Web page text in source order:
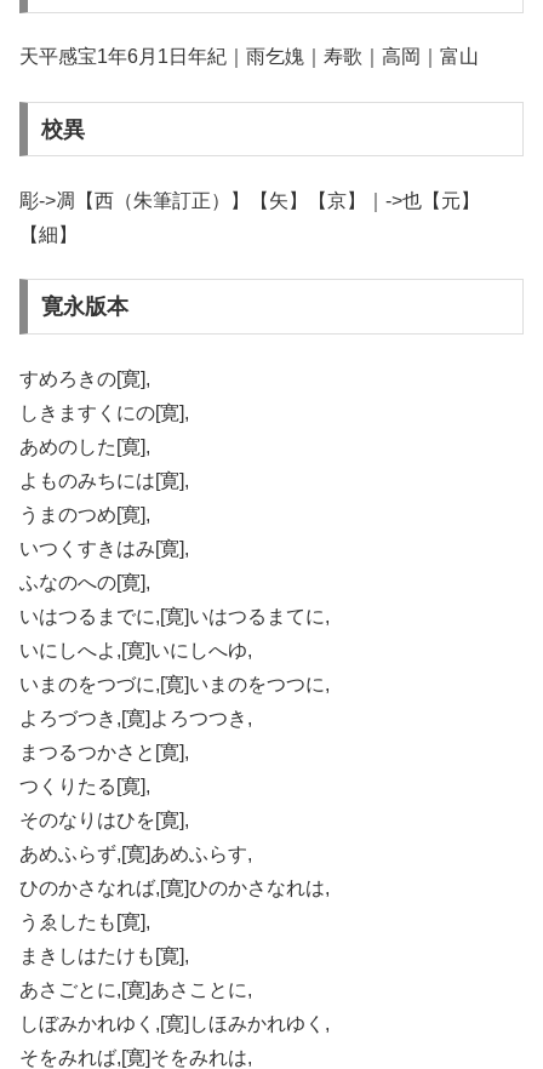
天平感宝1年6月1日年紀｜雨乞媿｜寿歌｜高岡｜富山
校異
彫->凋【西（朱筆訂正）】【矢】【京】｜->也【元】
【細】
寛永版本
すめろきの[寛],
しきますくにの[寛],
あめのした[寛],
よものみちには[寛],
うまのつめ[寛],
いつくすきはみ[寛],
ふなのへの[寛],
いはつるまでに,[寛]いはつるまてに,
いにしへよ,[寛]いにしへゆ,
いまのをつづに,[寛]いまのをつつに,
よろづつき,[寛]よろつつき,
まつるつかさと[寛],
つくりたる[寛],
そのなりはひを[寛],
あめふらず,[寛]あめふらす,
ひのかさなれば,[寛]ひのかさなれは,
うゑしたも[寛],
まきしはたけも[寛],
あさごとに,[寛]あさことに,
しぼみかれゆく,[寛]しほみかれゆく,
そをみれば,[寛]そをみれは,